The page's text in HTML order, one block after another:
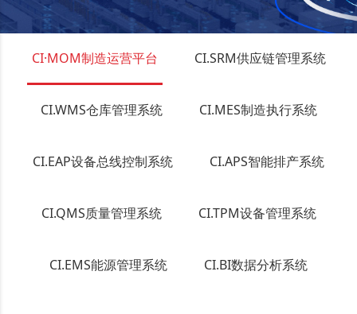
CI·MOM制造运营平台 CI.SRM供应链管理系统
CI.WMS仓库管理系统 CI.MES制造执行系统
CI.EAP设备总线控制系统 CI.APS智能排产系统
CI.QMS质量管理系统 CI.TPM设备管理系统
CI.EMS能源管理系统 CI.BI数据分析系统